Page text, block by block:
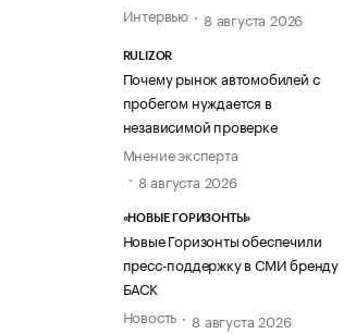
Интервью
8 августа 2026
RULIZOR
Почему рынок автомобилей с
пробегом нуждается в
независимой проверке
Мнение эксперта
8 августа 2026
«НОВЫЕ ГОРИЗОНТЫ»
Новые Горизонты обеспечили
пресс-поддержку в СМИ бренду
БАСК
Новость
8 августа 2026